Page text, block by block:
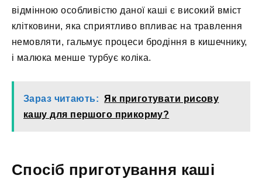
відмінною особливістю даної каші є високий вміст
клітковини, яка сприятливо впливає на травлення
немовляти, гальмує процеси бродіння в кишечнику,
і малюка менше турбує коліка.
Зараз читають: Як приготувати рисову
кашу для першого прикорму?
Спосіб приготування каші